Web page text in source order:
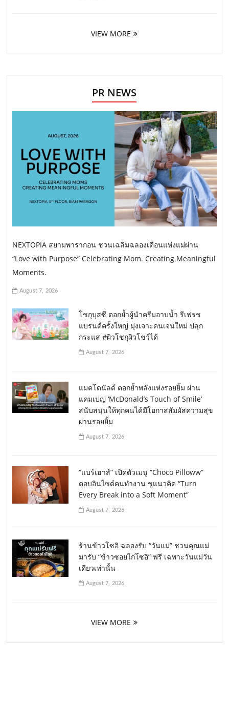
VIEW MORE
PR NEWS
NEXTOPIA สยามพารากอน ชวนเฉลิมฉลองเดือนแห่งแม่ผ่าน
“Love with Purpose” Celebrating Mom. Creating Meaningful
Moments.
August 7, 2026
โชกุบุสซึ ตอกย้ำผู้นำครีมอาบน้ำ รีเฟรช
แบรนด์ครั้งใหญ่ มุ่งเจาะคนเจนใหม่ ปลุก
กระแส #ผิวโชกุผิวโชว์ได้
August 7, 2026
แมคโดนัลด์ ตอกย้ำพลังแห่งรอยยิ้ม ผ่าน
แคมเปญ ‘McDonald’s Touch of Smile’
สนับสนุนให้ทุกคนได้มีโอกาสสัมผัสความสุข
ผ่านรอยยิ้ม
August 7, 2026
“แบร์เฮาส์” เปิดตัวเมนู “Choco Pilloww”
ตอบอินไซด์คนทำงาน ชูแนวคิด “Turn
Every Break into a Soft Moment”
August 7, 2026
ร้านข้าวโซอิ ฉลองรับ “วันแม่” ชวนคุณแม่
มารับ “ข้าวซอยไก่โซอิ” ฟรี เฉพาะวันแม่วัน
เดียวเท่านั้น
August 7, 2026
VIEW MORE